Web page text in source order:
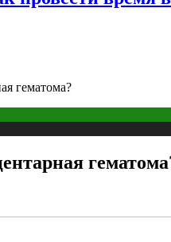
гематома?